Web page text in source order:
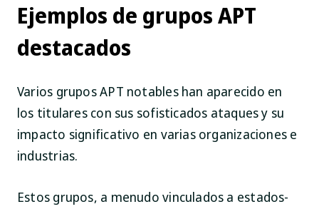
Ejemplos de grupos APT
destacados
Varios grupos APT notables han aparecido en
los titulares con sus sofisticados ataques y su
impacto significativo en varias organizaciones e
industrias.
Estos grupos, a menudo vinculados a estados-